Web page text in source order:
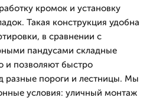
кромок и установку
Такая конструкция удобна
в сравнении с
пандусами складные
и позволяют быстро
разные пороги и лестницы. Мы
условия: уличный монтаж